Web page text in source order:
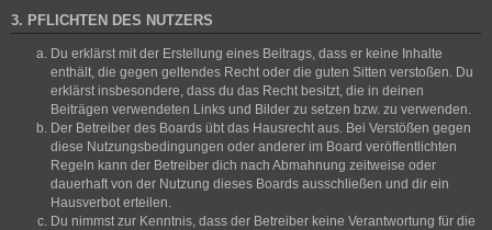
3. PFLICHTEN DES NUTZERS
Du erklärst mit der Erstellung eines Beitrags, dass er keine Inhalte
enthält, die gegen geltendes Recht oder die guten Sitten verstoßen. Du
erklärst insbesondere, dass du das Recht besitzt, die in deinen
Beiträgen verwendeten Links und Bilder zu setzen bzw. zu verwenden.
Der Betreiber des Boards übt das Hausrecht aus. Bei Verstößen gegen
diese Nutzungsbedingungen oder anderer im Board veröffentlichten
Regeln kann der Betreiber dich nach Abmahnung zeitweise oder
dauerhaft von der Nutzung dieses Boards ausschließen und dir ein
Hausverbot erteilen.
Du nimmst zur Kenntnis, dass der Betreiber keine Verantwortung für die